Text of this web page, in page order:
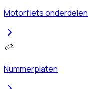
Motorfiets onderdelen
Nummerplaten